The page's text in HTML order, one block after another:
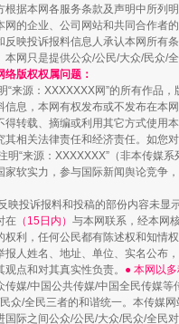
善运行机制助力责任有效落实
根据本网各服务条款及声明中所列
网的企业、公司网站和共同合作者
反映投诉报料信息人承认本网所有
本网只是提供公众/公民/大众/民众/
络版权权属问题：
“来源：XXXXXXX网”的所有作品
信息，本网有权发布或不发布在本
得转载、摘编或利用其它方式使用
其相关法律责任和经济责任。如您
明“来源：XXXXXXX”（非本传媒
家软实力，参与国际新闻舆论竞争
映投诉报料和投稿的部份内容未显
在 （15日内） 与本网联系，经本网
权利，任何公民都有陈述权和知情权
报人姓名、地址、单位、实名公布
观点和对其真实性负责。 ● 本网以
传媒/中国公共传媒/中国全民传媒
众/全民三者的和谐统一。本传媒
国际之间公众/公民/大众/民众/全民